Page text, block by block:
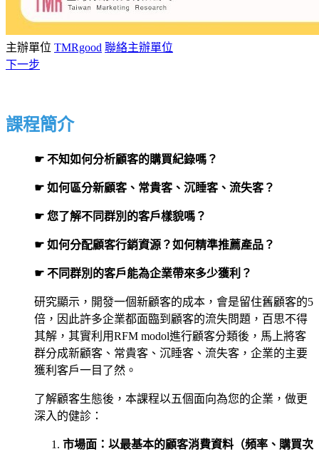
主辦單位 TMRgood 聯絡主辦單位
下一步
課程簡介
☛ 不知如何分析顧客的購買紀錄嗎？
☛ 如何區分新顧客、常貴客、沉睡客、流失客？
☛ 您了解不同群別的客戶樣貌嗎？
☛ 如何分配顧客行銷資源？如何精準推薦產品？
☛ 不同群別的客戶能為企業帶來多少獲利？
研究顯示，開發一個新顧客的成本，會是留住舊顧客的5
倍，因此許多企業都面臨到顧客的流失問題，百思不得
其解，其實利用RFM modol進行顧客分類後，馬上將客
群分成新顧客、常貴客、沉睡客、流失客，企業的主要
獲利客戶一目了然。
了解顧客生態後，本課程以五個面向為您的企業，做更
深入的健診：
市場面：以最基本的顧客消費資料（頻率、購買次